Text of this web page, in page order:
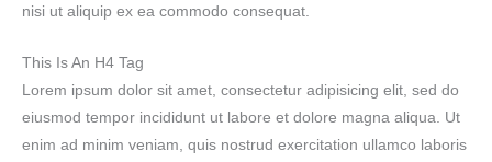
nisi ut aliquip ex ea commodo consequat.
This Is An H4 Tag
Lorem ipsum dolor sit amet, consectetur adipisicing elit, sed do
eiusmod tempor incididunt ut labore et dolore magna aliqua. Ut
enim ad minim veniam, quis nostrud exercitation ullamco laboris